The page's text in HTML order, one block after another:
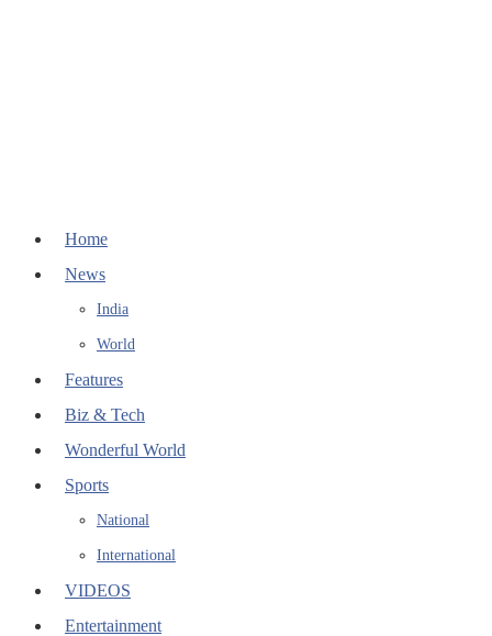
Home
News
India
World
Features
Biz & Tech
Wonderful World
Sports
National
International
VIDEOS
Entertainment